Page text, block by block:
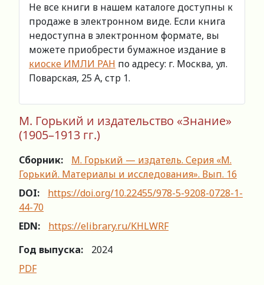
Не все книги в нашем каталоге доступны к
продаже в электронном виде. Если книга
недоступна в электронном формате, вы
можете приобрести бумажное издание в
киоске ИМЛИ РАН по адресу: г. Москва, ул.
Поварская, 25 А, стр 1.
М. Горький и издательство «Знание»
(1905–1913 гг.)
Сборник:
М. Горький — издатель. Серия «М.
Горький. Материалы и исследования». Вып. 16
DOI:
https://doi.org/10.22455/978-5-9208-0728-1-
44-70
EDN:
https://elibrary.ru/KHLWRF
Год выпуска:
2024
PDF